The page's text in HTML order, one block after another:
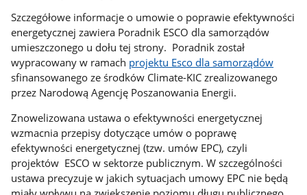
Szczegółowe informacje o umowie o poprawie efektywności
energetycznej zawiera Poradnik ESCO dla samorządów
umieszczonego u dołu tej strony. Poradnik został
wypracowany w ramach projektu Esco dla samorządów
sfinansowanego ze środków Climate-KIC zrealizowanego
przez Narodową Agencję Poszanowania Energii.
Znowelizowana ustawa o efektywności energetycznej
wzmacnia przepisy dotyczące umów o poprawę
efektywności energetycznej (tzw. umów EPC), czyli
projektów ESCO w sektorze publicznym. W szczególności
ustawa precyzuje w jakich sytuacjach umowy EPC nie będą